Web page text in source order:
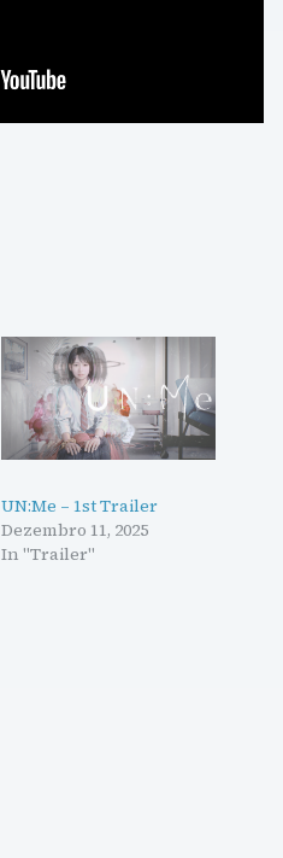
UN:Me – 1st Trailer
Dezembro 11, 2025
In "Trailer"